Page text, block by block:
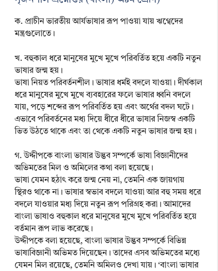
ক. প্রাচীন ভারতীয় আর্যভাষার রূপ পাওয়া যায় ঋগ্বেদের
মন্ত্রগুলোতে।
খ. বহুকাল ধরে মানুষের মুখে মুখে পরিবর্তিত হয়ে একটি নতুন
ভাষার জন্ম হয়।
ভাষা নিয়ত পরিবর্তনশীল। ভাষার ধর্মই বদলে যাওয়া। দীর্ঘকাল
ধরে মানুষের মুখে মুখে ব্যবহারের ফলে ভাষার ধ্বনি বদলে
যায়, পড়ে শব্দের রূপ পরিবর্তিত হয় এবং অর্থের বদল ঘটে।
এভাবে পরিবর্তনের মধ্য দিয়ে ধীরে ধীরে ভাষার নিজস্ব একটি
ভিত উঠতে থাকে এবং তা থেকে একটি নতুন ভাষার জন্ম হয়।
গ. উদ্দীপকে বাংলা ভাষার উদ্ভব সম্পর্কে ভাষা বিজ্ঞানীদের
অভিমতের মিল ও অমিলের কথা বলা হয়েছে।
ভাষা যেমন হঠাৎ করে জন্ম নেয় না, তেমনি এক জায়গায়
স্থিরও থাকে না। ভাষার স্বভাব বদলে যাওয়া আর বহু সময় ধরে
বদলে যাওয়ার মধ্য দিয়ে নতুন রূপ পরিগ্রহ করা। আমাদের
বাংলা ভাষাও বহুকাল ধরে মানুষের মুখে মুখে পরিবর্তিত হয়ে
বর্তমান রূপ লাভ করেছে।
উদ্দীপকে বলা হয়েছে, বাংলা ভাষার উদ্ভব সম্পর্কে বিভিন্ন
ভাষাবিজ্ঞানী অভিমত দিয়েছেন। তাদের এসব অভিমতের মধ্যে
যেমন মিল রয়েছে, তেমনি অমিলও দেখা যায়। ‘বাংলা ভাষার